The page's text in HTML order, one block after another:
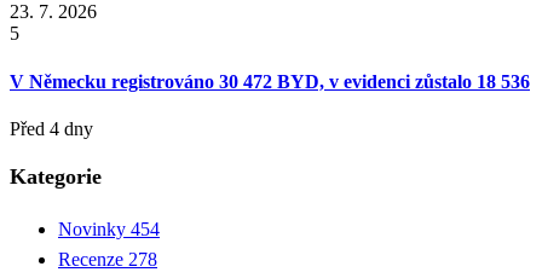
23. 7. 2026
5
V Německu registrováno 30 472 BYD, v evidenci zůstalo 18 536
Před 4 dny
Kategorie
Novinky 454
Recenze 278